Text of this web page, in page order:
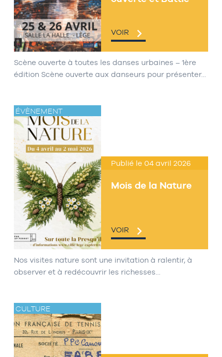
VOIR
Scène ouverte à toutes les danses urbaines – 1ère
édition Scène ouverte aux danseurs pour présenter…
ÉVÈNEMENT
Mois de la Nature
Publié le 04 avril 2026
VOIR
Nos visites nature sont une invitation à ralentir, à
observer et à redécouvrir les richesses…
CULTURE